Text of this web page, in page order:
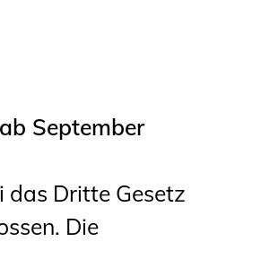
September
Dritte Gesetz
Die